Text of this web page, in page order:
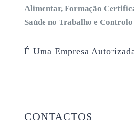
Alimentar, Formação
Saúde no Trabalho e Controlo
É Uma Empresa
CONTACTOS